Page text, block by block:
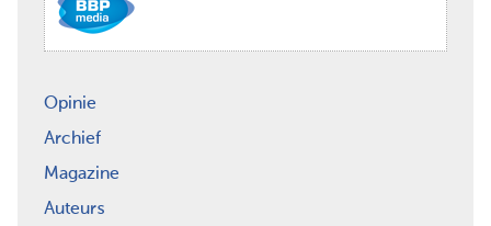
Opinie
Archief
Magazine
Auteurs